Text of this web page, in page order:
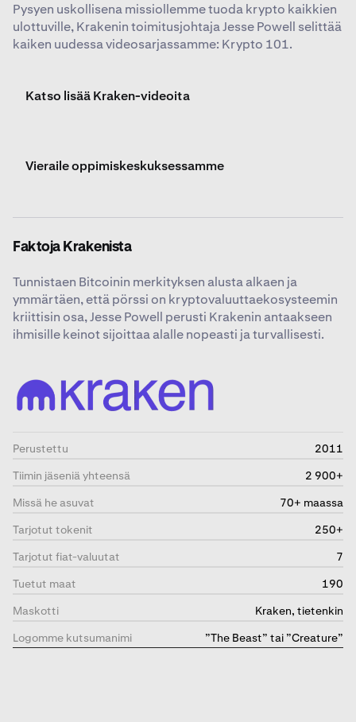
Pysyen uskollisena missiollemme tuoda krypto kaikkien
ulottuville, Krakenin toimitusjohtaja Jesse Powell selittää
kaiken uudessa videosarjassamme: Krypto 101.
Katso lisää Kraken-videoita
Vieraile oppimiskeskuksessamme
Faktoja Krakenista
Tunnistaen Bitcoinin merkityksen alusta alkaen ja
ymmärtäen, että pörssi on kryptovaluuttaekosysteemin
kriittisin osa, Jesse Powell perusti Krakenin antaakseen
ihmisille keinot sijoittaa alalle nopeasti ja turvallisesti.
Perustettu
2011
Tiimin jäseniä yhteensä
2 900+
Missä he asuvat
70+ maassa
Tarjotut tokenit
250+
Tarjotut fiat-valuutat
7
Tuetut maat
190
Maskotti
Kraken, tietenkin
Logomme kutsumanimi
”The Beast” tai ”Creature”